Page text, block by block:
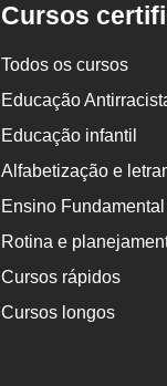
Cursos
Todos os cursos
Educação
Educação infantil
Alfabetização e
Ensino Fundamental
Rotina e
Cursos rápidos
Cursos longos